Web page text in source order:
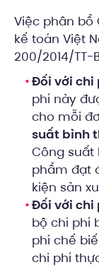
Việc phân bổ
kế toán Việt
200/2014/TT-
Đối với chi
phí này
cho mỗi
suất bình
Công suất
phẩm đạt
kiện sản
Đối với chi
bộ chi phí
phí chế
chi phí